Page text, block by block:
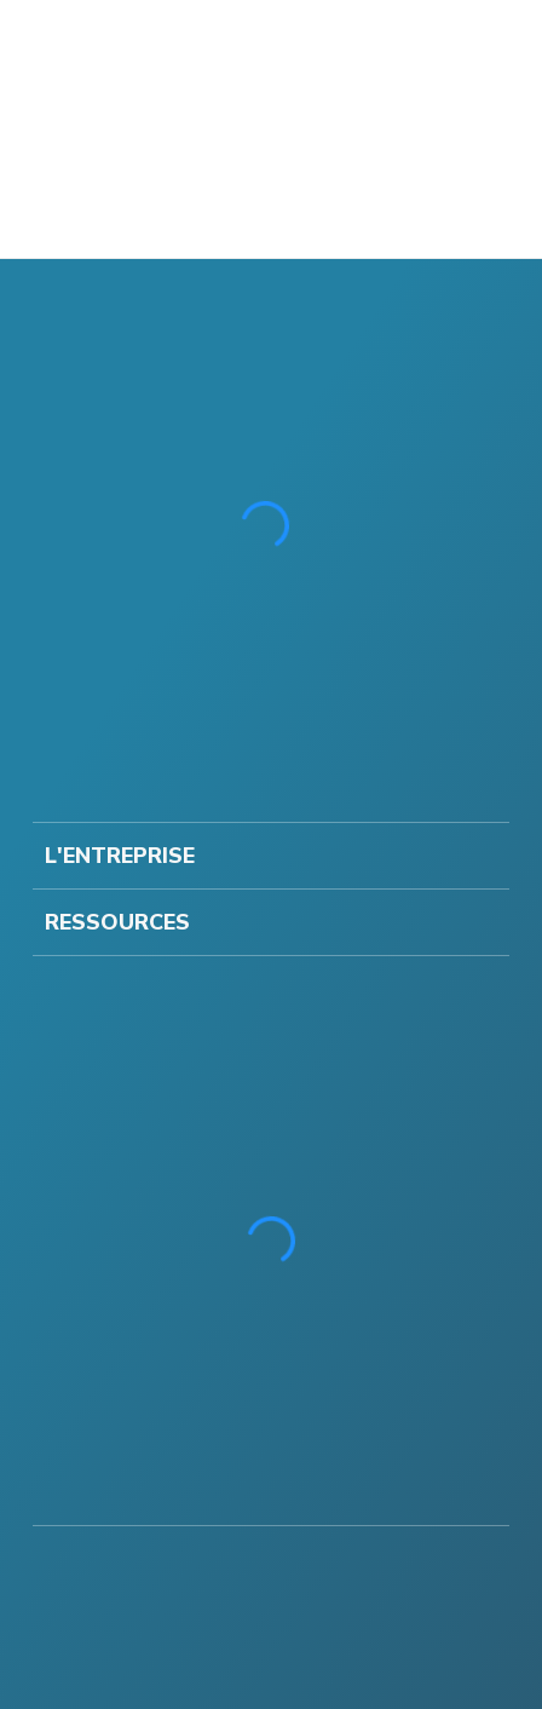
L'ENTREPRISE
RESSOURCES